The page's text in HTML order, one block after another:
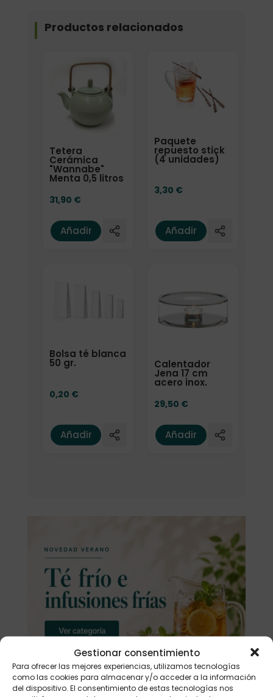
Gestionar consentimiento
Para ofrecer las mejores experiencias, utilizamos tecnologías
como las cookies para almacenar y/o acceder a la información
del dispositivo. El consentimiento de estas tecnologías nos
Productos relacionados
Tetera
Cerámica
"Wannabe"
Menta 0,5 litros
31,90 €
Añadir
Paquete
repuesto stick
(4 unidades)
3,30 €
Añadir
Bolsa té blanca
50 gr.
0,20 €
Añadir
Calentador
Jena 17 cm
acero inox.
29,50 €
Añadir